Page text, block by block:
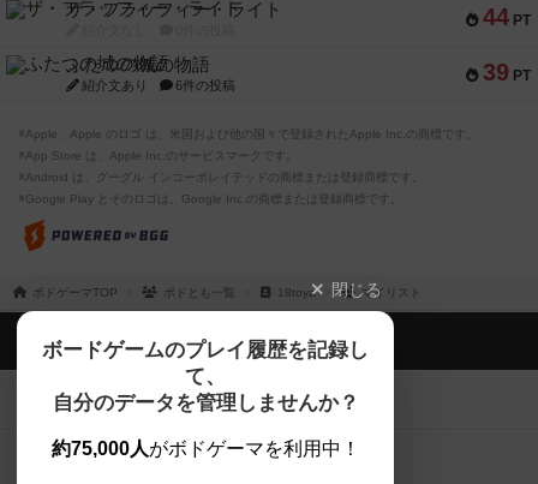
44 PT
ザ・フラッフィー・ライト
39 PT
ふたつの城の物語
紹介文あり 6件の投稿
※Apple、Apple のロゴ は、米国および他の国々で登録されたApple Inc.の商標です。
※App Store は、Apple Inc.のサービスマークです。
※Android は、グーグル インコーポレイテッドの商標または登録商標です。
※Google Play とそのロゴは、Google Inc.の商標または登録商標です。
ボドゲーマTOP ボドとも一覧 18toya マイリスト
閉じる
ボードゲームのプレイ履歴を記録し
て、
自分のデータを管理しませんか？
約75,000人がボドゲーマを利用中！
ボドゲーマTOP
ボードゲームを検索する
ボードゲームの新着レビュー